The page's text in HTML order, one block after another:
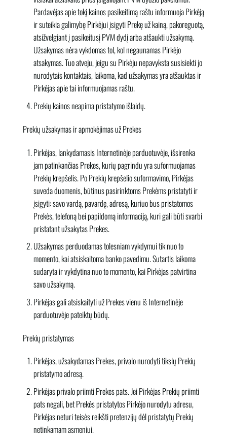
Pardavėjas apie tokį kainos pasikeitimą raštu informuoja Pirkėją
ir suteikia galimybę Pirkėjui įsigyti Prekę už kainą, pakoreguotą,
atsižvelgiant į pasikeitusį PVM dydį arba atšaukti užsakymą.
Užsakymas nėra vykdomas tol, kol negaunamas Pirkėjo
atsakymas. Tuo atveju, jeigu su Pirkėju nepavyksta susisiekti jo
nurodytais kontaktais, laikoma, kad užsakymas yra atšauktas ir
Pirkėjas apie tai informuojamas raštu.
Prekių kainos neapima pristatymo išlaidų.
Prekių užsakymas ir apmokėjimas už Prekes
Pirkėjas, lankydamasis Internetinėje parduotuvėje, išsirenka
jam patinkančias Prekes, kurių pagrindu yra suformuojamas
Prekių krepšelis. Po Prekių krepšelio suformavimo, Pirkėjas
suveda duomenis, būtinus pasirinktoms Prekėms pristatyti ir
įsigyti: savo vardą, pavardę, adresą, kuriuo bus pristatomos
Prekės, telefoną bei papildomą informaciją, kuri gali būti svarbi
pristatant užsakytas Prekes.
Užsakymas perduodamas tolesniam vykdymui tik nuo to
momento, kai atsiskaitoma banko pavedimu. Sutartis laikoma
sudaryta ir vykdytina nuo to momento, kai Pirkėjas patvirtina
savo užsakymą.
Pirkėjas gali atsiskaityti už Prekes vienu iš Internetinėje
parduotuvėje pateiktų būdų.
Prekių pristatymas
Pirkėjas, užsakydamas Prekes, privalo nurodyti tikslų Prekių
pristatymo adresą.
Pirkėjas privalo priimti Prekes pats. Jei Pirkėjas Prekių priimti
pats negali, bet Prekės pristatytos Pirkėjo nurodytu adresu,
Pirkėjas neturi teisės reikšti pretenzijų dėl pristatytų Prekių
netinkamam asmeniui.